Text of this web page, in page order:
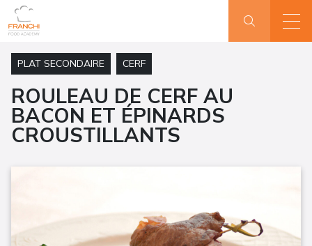
PLAT SECONDAIRE CERF
ROULEAU DE CERF AU
BACON ET ÉPINARDS
CROUSTILLANTS